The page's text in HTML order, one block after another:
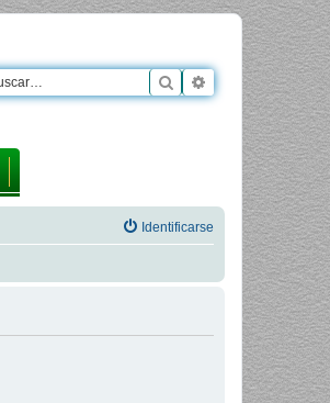
Buscar Búsqueda
Identificarse